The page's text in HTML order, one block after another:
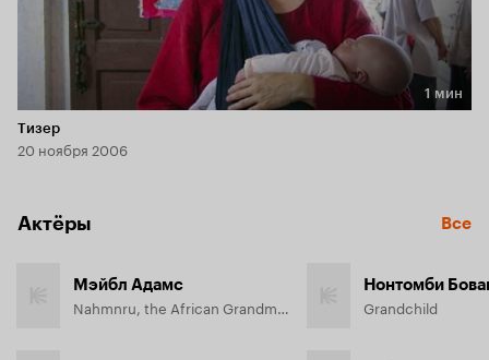
Длительность 1 мин
1 мин
Тизер
20 ноября 2006
Актёры Все
Мэйбл Адамс Нонтомби
Grandchild